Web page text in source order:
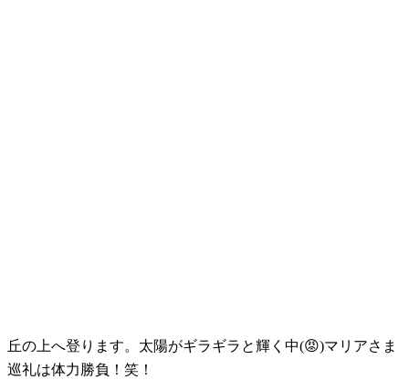
丘の上へ登ります。太陽がギラギラと輝く中(😡)マリアさま
巡礼は体力勝負！笑！